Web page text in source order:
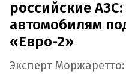
российские
автомобилям
«Евро-2»
Эксперт